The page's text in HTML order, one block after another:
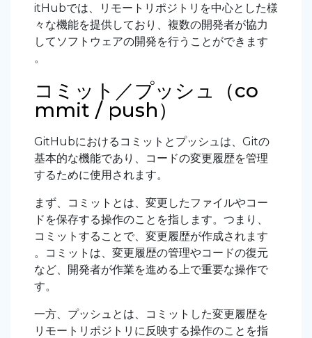
itHubでは、リモートリポジトリを中心とした様
々な機能を提供しており、複数の開発者が協力
してソフトウェアの開発を行うことができます
。
コミット／プッシュ（co
mmit / push）
GitHubにおけるコミットとプッシュは、Gitの
基本的な機能であり、コードの変更履歴を管理
するために使用されます。
まず、コミットとは、変更したファイルやコー
ドを保存する操作のことを指します。つまり、
コミットすることで、変更履歴が作成されます
。コミットは、変更履歴の管理やコードの復元
など、開発者が作業を進める上で重要な操作で
す。
一方、プッシュとは、コミットした変更履歴を
リモートリポジトリに反映する操作のことを指